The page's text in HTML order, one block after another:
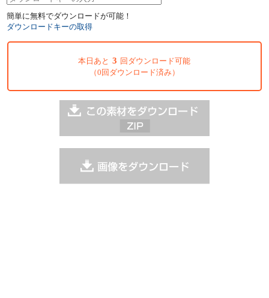
簡単に無料でダウンロードが可能！
ダウンロードキーの取得
本日あと 3 回ダウンロード可能
（0回ダウンロード済み）